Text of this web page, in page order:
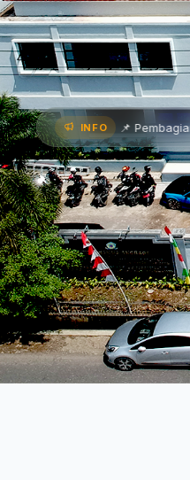
INFO
📌 Pembagian Rapor Semester